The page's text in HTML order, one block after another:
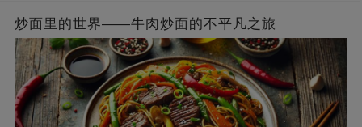
炒面里的世界——牛肉炒面的不平凡之旅